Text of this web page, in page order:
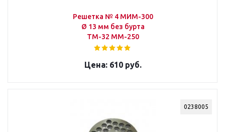
Решетка № 4 МИМ-300
Ø 13 мм без бурта
ТМ-32 ММ-250
610 руб.
0238005